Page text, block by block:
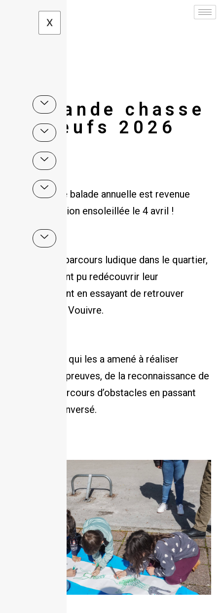
X
La grande chasse
aux œufs 2026
Notre grande balade annuelle est revenue
pour une édition ensoleillée le 4 avril !
A travers un parcours ludique dans le quartier,
les enfants ont pu redécouvrir leur
environnement en essayant de retrouver
Vouictoire la Vouivre.
Une aventure qui les a amené à réaliser
différentes épreuves, de la reconnaissance de
plantes au parcours d’obstacles en passant
par le rébus inversé.